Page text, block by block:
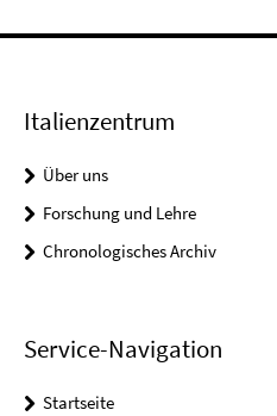
Italienzentrum
Über uns
Forschung und Lehre
Chronologisches Archiv
Service-Navigation
Startseite